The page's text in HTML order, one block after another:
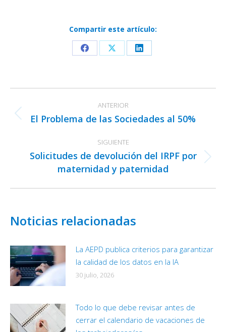
Compartir este artículo:
Share
Facebook
Share
X
Share
LinkedIn
entre
publicaciones
ANTERIOR
Publicación
El Problema de las Sociedades al 50%
SIGUIENTE
Publicación
siguiente:
Solicitudes de devolución del IRPF por
maternidad y paternidad
Noticias relacionadas
La AEPD publica criterios para garantizar
la calidad de los datos en la IA
30 julio, 2026
Todo lo que debe revisar antes de
cerrar el calendario de vacaciones de